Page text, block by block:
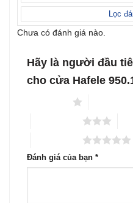
sao
Lọc
Chưa có đánh giá nào.
Hãy là người đầu
cho cửa Hafele
Đánh giá của bạn *